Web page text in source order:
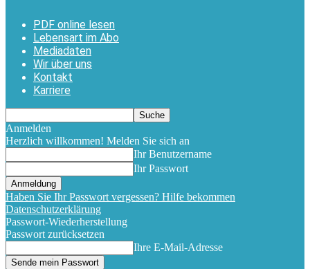
PDF online lesen
Lebensart im Abo
Mediadaten
Wir über uns
Kontakt
Karriere
Anmelden
Herzlich willkommen! Melden Sie sich an
Ihr Benutzername
Ihr Passwort
Haben Sie Ihr Passwort vergessen? Hilfe bekommen
Datenschutzerklärung
Passwort-Wiederherstellung
Passwort zurücksetzen
Ihre E-Mail-Adresse